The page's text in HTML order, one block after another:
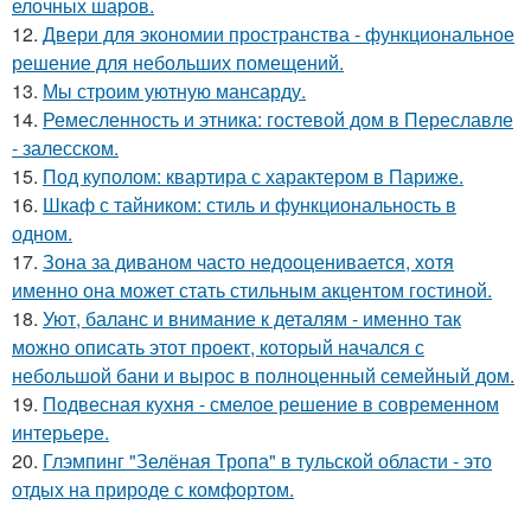
12. Двери для экономии пространства - функциональное
решение для небольших помещений.
13. Мы строим уютную мансарду.
14. Ремесленность и этника: гостевой дом в Переславле
- залесском.
15. Под куполом: квартира с характером в Париже.
16. Шкаф с тайником: стиль и функциональность в
одном.
17. Зона за диваном часто недооценивается, хотя
именно она может стать стильным акцентом гостиной.
18. Уют, баланс и внимание к деталям - именно так
можно описать этот проект, который начался с
небольшой бани и вырос в полноценный семейный дом.
19. Подвесная кухня - смелое решение в современном
интерьере.
20. Глэмпинг "Зелёная Тропа" в тульской области - это
отдых на природе с комфортом.